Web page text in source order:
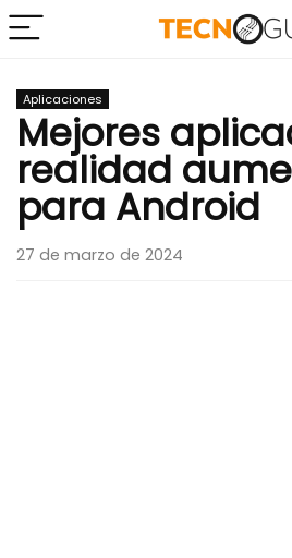
Aplicaciones
Mejores
realidad
para Android
27 de marzo de 2024